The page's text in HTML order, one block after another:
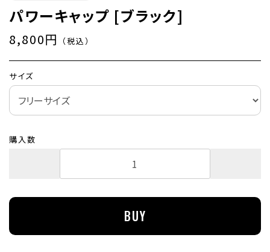
パワーキャップ [ブラック]
8,800円 （税込）
サイズ
購入数